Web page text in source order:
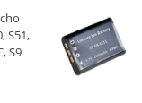
S51,
S9